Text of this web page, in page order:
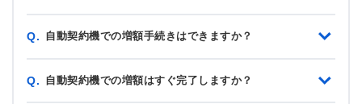
Q. 自動契約機での増額手続きはできますか？
Q. 自動契約機での増額はすぐ完了しますか？